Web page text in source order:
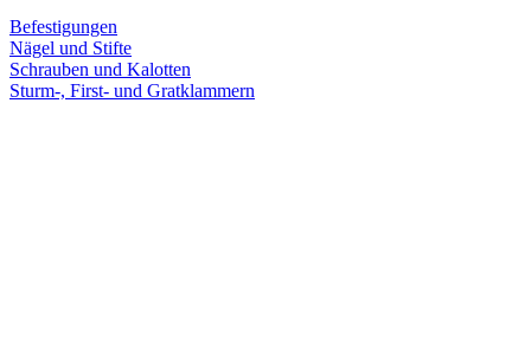
Befestigungen
Nägel und Stifte
Schrauben und Kalotten
Sturm-, First- und Gratklammern